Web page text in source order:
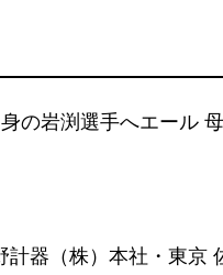
の岩渕選手へエール
器（株）本社・東京